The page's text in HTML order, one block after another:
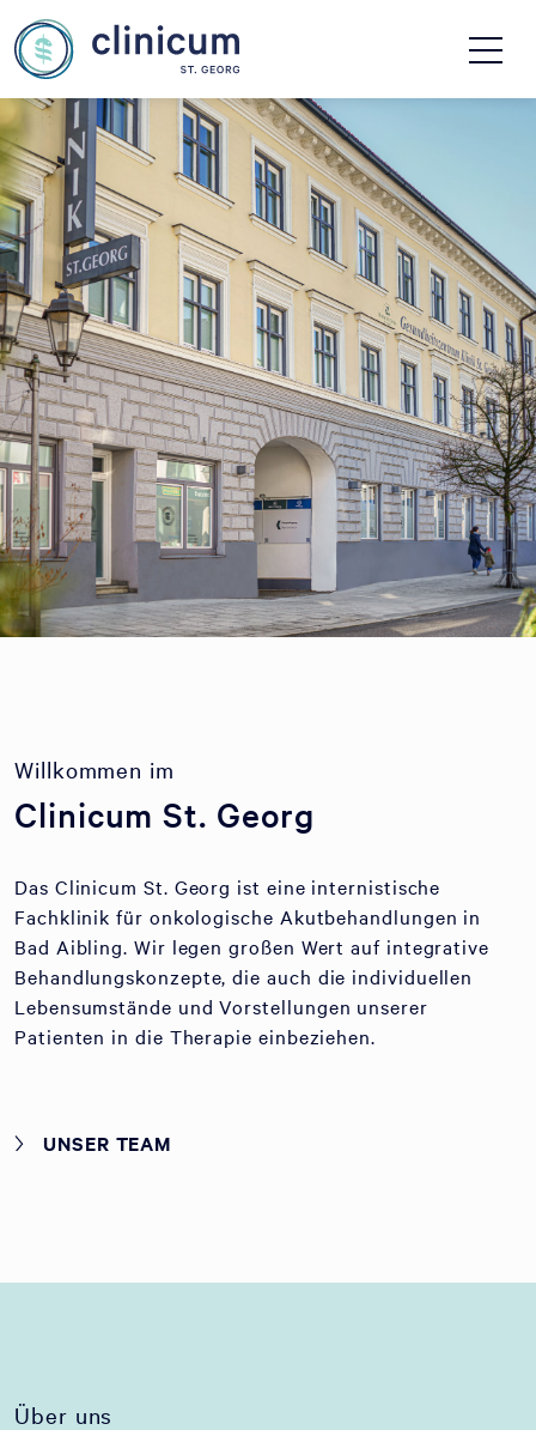
Willkommen im
Clinicum St. Georg
Das Clinicum St. Georg ist eine internistische
Fachklinik für onkologische Akutbehandlungen in
Bad Aibling. Wir legen großen Wert auf integrative
Behandlungskonzepte, die auch die individuellen
Lebensumstände und Vorstellungen unserer
Patienten in die Therapie einbeziehen.
UNSER TEAM
Über uns